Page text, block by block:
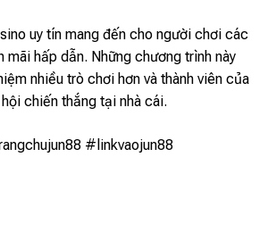
uy tín mang đến cho người chơi các
mãi hấp dẫn. Những chương trình này
nhiều trò chơi hơn và thành viên của
chiến thắng tại nhà cái.
#linkvaojun88